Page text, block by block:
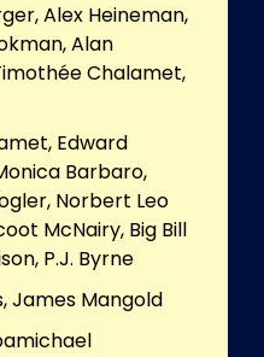
Alex Heineman,
Alan
Chalamet,
Edward
Barbaro,
Norbert Leo
McNairy, Big Bill
P.J. Byrne
James Mangold